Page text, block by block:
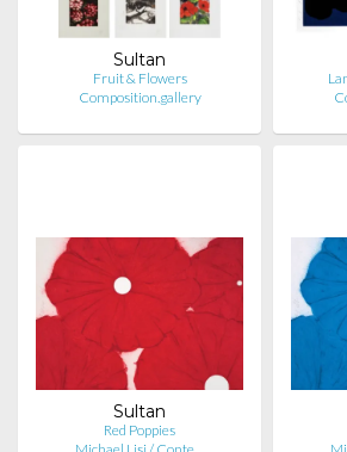
Sultan
Fruit & Flowers
Composition.gallery
Sultan
Red Poppies